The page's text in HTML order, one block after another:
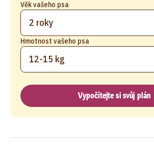
Věk vašeho psa
2 roky
Hmotnost vašeho psa
12-15 kg
Vypočítejte si svůj plán